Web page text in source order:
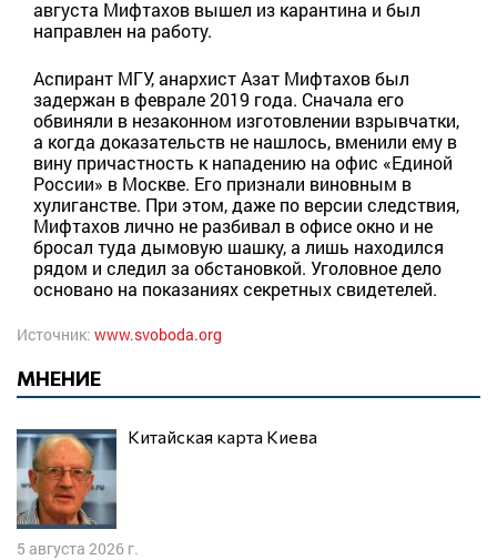
августа Мифтахов вышел из карантина и был
направлен на работу.
Аспирант МГУ, анархист Азат Мифтахов был
задержан в феврале 2019 года. Сначала его
обвиняли в незаконном изготовлении взрывчатки,
а когда доказательств не нашлось, вменили ему в
вину причастность к нападению на офис «Единой
России» в Москве. Его признали виновным в
хулиганстве. При этом, даже по версии следствия,
Мифтахов лично не разбивал в офисе окно и не
бросал туда дымовую шашку, а лишь находился
рядом и следил за обстановкой. Уголовное дело
основано на показаниях секретных свидетелей.
Источник: www.svoboda.org
МНЕНИЕ
Китайская карта Киева
5 августа 2026 г.